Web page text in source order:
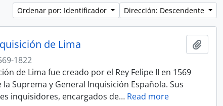
Ordenar por: Identificador Dirección: Descendente
de Lima
1822
de Lima fue creado por el Rey Felipe II en 1569
Suprema y General Inquisición Española. Sus
inquisidores, encargados de… Read more